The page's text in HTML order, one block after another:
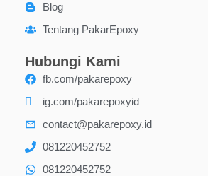
Blog
Tentang PakarEpoxy
Hubungi Kami
fb.com/pakarepoxy
ig.com/pakarepoxyid
contact@pakarepoxy.id
081220452752
081220452752